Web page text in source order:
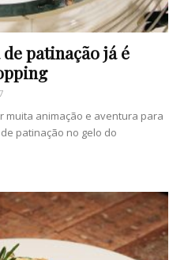
patinação já é
muita animação e aventura para
patinação no gelo do